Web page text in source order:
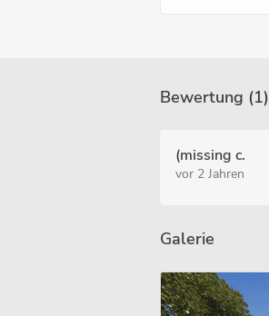
Bewertung (1)
(missing c.
vor 2 Jahren
Galerie